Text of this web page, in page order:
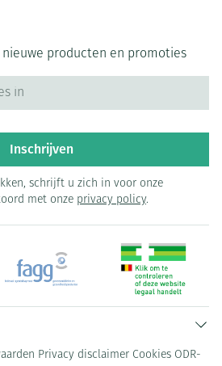
producten en promoties
Inschrijven
schrijft u zich in voor onze
met onze privacy policy.
Privacy disclaimer Cookies ODR-